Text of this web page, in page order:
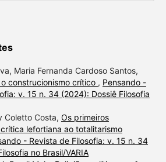
Maria Fernanda Cardoso Santos,
construcionismo crítico , Pensando -
v. 15 n. 34 (2024): Dossiê Filosofia
Coletto Costa, Os primeiros
lefortiana ao totalitarismo
- Revista de Filosofia: v. 15 n. 34
no Brasil/VARIA